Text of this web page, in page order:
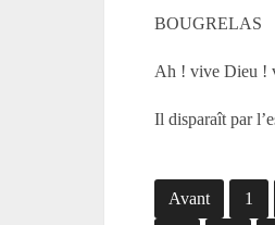
BOUGRELAS
Ah ! vive Dieu !
Il disparaît par
Avant 1